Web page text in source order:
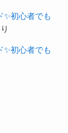
✨初心者でも
✨初心者でも